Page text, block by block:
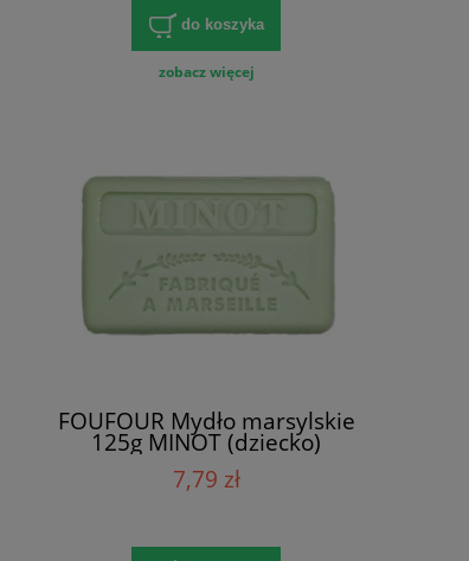
do koszyka
zobacz więcej
FOUFOUR Mydło marsylskie
125g MINOT (dziecko)
7,79 zł